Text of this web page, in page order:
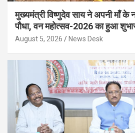
मुख्यमंत्री विष्णुदेव साय ने अपनी माँ के
पौधा, वन महोत्सव-2026 का हुआ
August 5, 2026 News Desk